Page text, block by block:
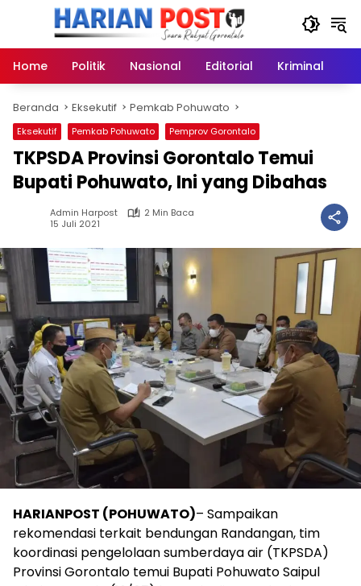
Home
Politik Nasional Editorial Kriminal
Beranda Eksekutif Pemkab Pohuwato
Eksekutif Pemkab Pohuwato Pemprov Gorontalo
TKPSDA Provinsi Gorontalo Temui
Bupati Pohuwato, Ini yang Dibahas
Admin Harpost
2 Min Baca
15 Juli 2021
HARIANPOST (POHUWATO)– Sampaikan
rekomendasi terkait bendungan Randangan, tim
koordinasi pengelolaan sumberdaya air (TKPSDA)
Provinsi Gorontalo temui Bupati Pohuwato Saipul